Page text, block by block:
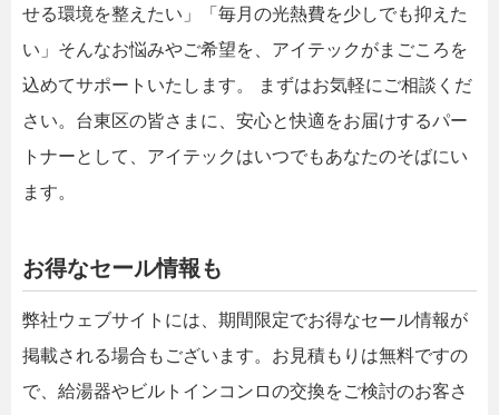
せる環境を整えたい」「毎月の光熱費を少しでも抑えた
い」そんなお悩みやご希望を、アイテックがまごころを
込めてサポートいたします。 まずはお気軽にご相談くだ
さい。台東区の皆さまに、安心と快適をお届けするパー
トナーとして、アイテックはいつでもあなたのそばにい
ます。
お得なセール情報も
弊社ウェブサイトには、期間限定でお得なセール情報が
掲載される場合もございます。お見積もりは無料ですの
で、給湯器やビルトインコンロの交換をご検討のお客さ